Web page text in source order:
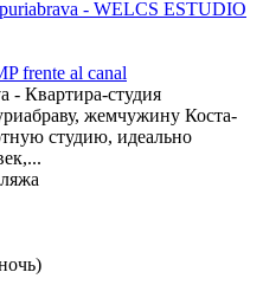
frente al canal
- Квартира-студия
жемчужину Коста-
студию, идеально